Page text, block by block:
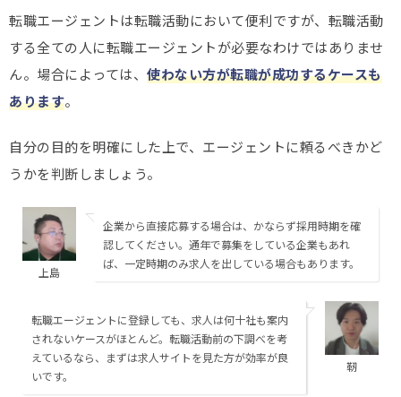
転職エージェントは転職活動において便利ですが、転職活動
する全ての人に転職エージェントが必要なわけではありませ
ん。場合によっては、 使わない方が転職が成功するケースも
あります。
自分の目的を明確にした上で、エージェントに頼るべきかど
うかを判断しましょう。
上島
企業から直接応募する場合は、かならず採用時期を確
認してください。通年で募集をしている企業もあれ
ば、一定時期のみ求人を出している場合もあります。
転職エージェントに登録しても、求人は何十社も案内
されないケースがほとんど。転職活動前の下調べを考
えているなら、まずは求人サイトを見た方が効率が良
いです。
靭